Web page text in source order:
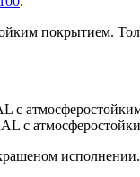
покрытием.
с
с
исполнении.